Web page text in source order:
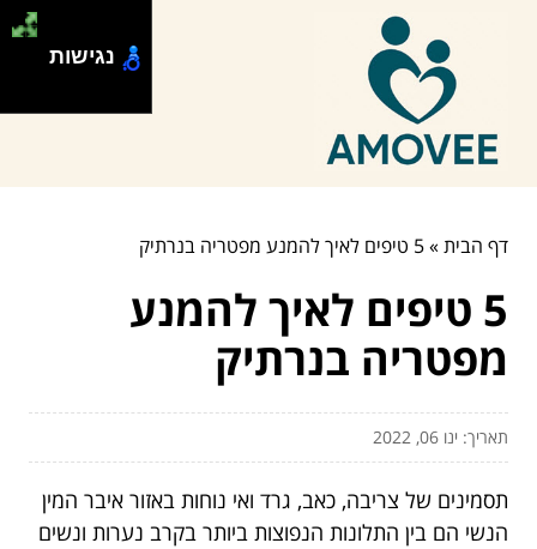
דף הבית»5 טיפים לאיך להמנע מפטריה בנרתיק
5 טיפים לאיך להמנע
מפטריה בנרתיק
תאריך: ינו 06, 2022
תסמינים של צריבה, כאב, גרד ואי נוחות באזור איבר המין
הנשי הם בין התלונות הנפוצות ביותר בקרב נערות ונשים
נגישות